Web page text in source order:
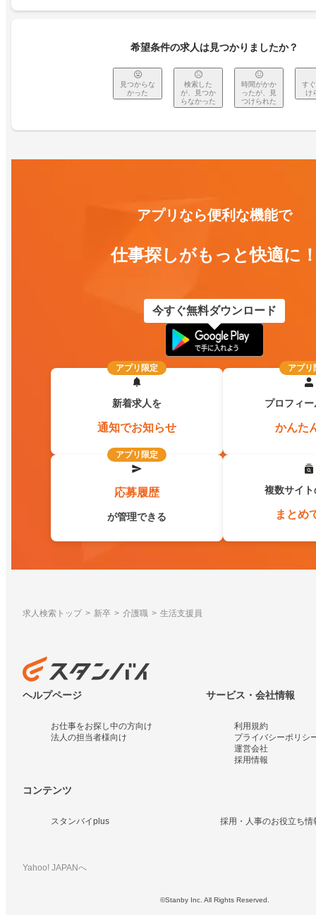
希望条件の求人は見つかりましたか？
見つからな
かった
検索した
が、見つか
らなかった
時間がかか
ったが、見
つけられた
す
け
アプリなら便利な機能で
仕事探しがもっと快適に
今すぐ無料ダウンロード
アプリ限定
新着求人を
通知でお知らせ
アプリ
プロフィ
かんた
アプリ限定
応募履歴
が管理できる
複数サイ
まとめ
求人検索トップ 新卒 介護職 生活支援員
ヘルプページ
お仕事をお探し中の方向け
法人の担当者様向け
サービス・会社情報
利用規約
プライバシーポリシ
運営会社
採用情報
コンテンツ
スタンバイplus 採用・人事のお役立ち情
Yahoo! JAPANへ
©Stanby Inc. All Rights Reserved.